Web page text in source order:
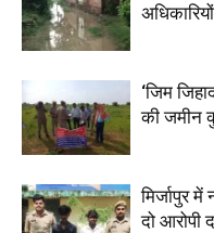
‘जिम
की जमीन
मिर्जापुर
दो आरोपी